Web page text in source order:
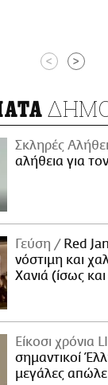
< >
Σκληρές
αλήθεια για
Γεύση
Red
νόστιμη και
Χανιά (ίσως
Είκοσι χρόνια
σημαντικοί
μεγάλες